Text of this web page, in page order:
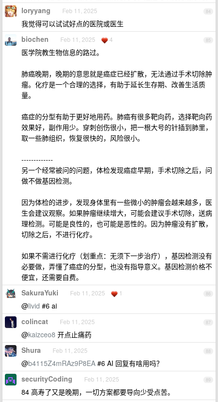
84
loryyang Feb 11, 2025
我觉得可以试试好点的医院或医生
85
biochen Feb 11, 2025 4
医学院教生物信息的路过。
肺癌晚期，晚期的意思就是癌症已经扩散，无法通过手术切除肿
瘤。化疗是一个合理的选择，有助于延长生存期、改善生活质
量。
癌症的分型有助于更好地用药。肺癌有很多靶向药，选择靶向药
效果好，副作用少。穿刺创伤很小，把一根大号的针插到肺里，
取一些肺组织，恢复很快的，风险很小。
-------------
另一个经常被问的问题，体检发现癌症早期，手术切除之后，问
做不做基因检测。
因为体检的进步，发现身体里有一些微小的肿瘤会越来越多，医
生会建议观察。如果肿瘤继续增大，可能会建议手术切除，送病
理检测。可能是良性的，也可能是恶性的。因为肿瘤没有扩散，
切除之后，不进行化疗。
如果不需进行化疗（划重点：无须下一步治疗），基因检测没有
必要做，弄懂了癌症的分型，也没有指导意义。基因检测价格不
便宜，还需要自费。
86
SakuraYuki Feb 11, 2025 1
@livid #6 ai
87
colincat Feb 11, 2025
@kaizceo8 开点止痛药
88
Shura Feb 11, 2025
@b4115Z4mRAz9P8EA #6 AI 回复有啥用吗？
89
securityCoding Feb 11, 2025
84 高寿了又是晚期，一切方案都要导向少受点苦。